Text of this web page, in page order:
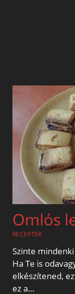
Omlós
RECEPTEK
Szinte
Ha Te is
elkészítened,
ez a…